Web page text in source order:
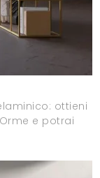
ottieni
e potrai